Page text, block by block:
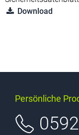
Download
Persönliche